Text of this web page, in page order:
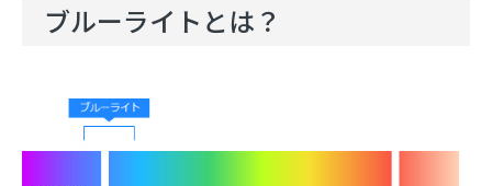
ブルーライトとは？